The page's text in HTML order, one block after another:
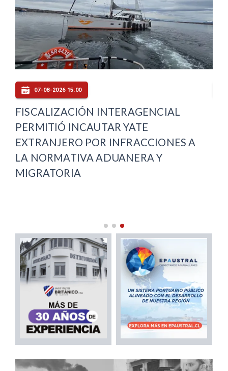
07-08-2026 15:00
FISCALIZACIÓN INTERAGENCIAL
PERMITIÓ INCAUTAR YATE
EXTRANJERO POR INFRACCIONES A
LA NORMATIVA ADUANERA Y
MIGRATORIA